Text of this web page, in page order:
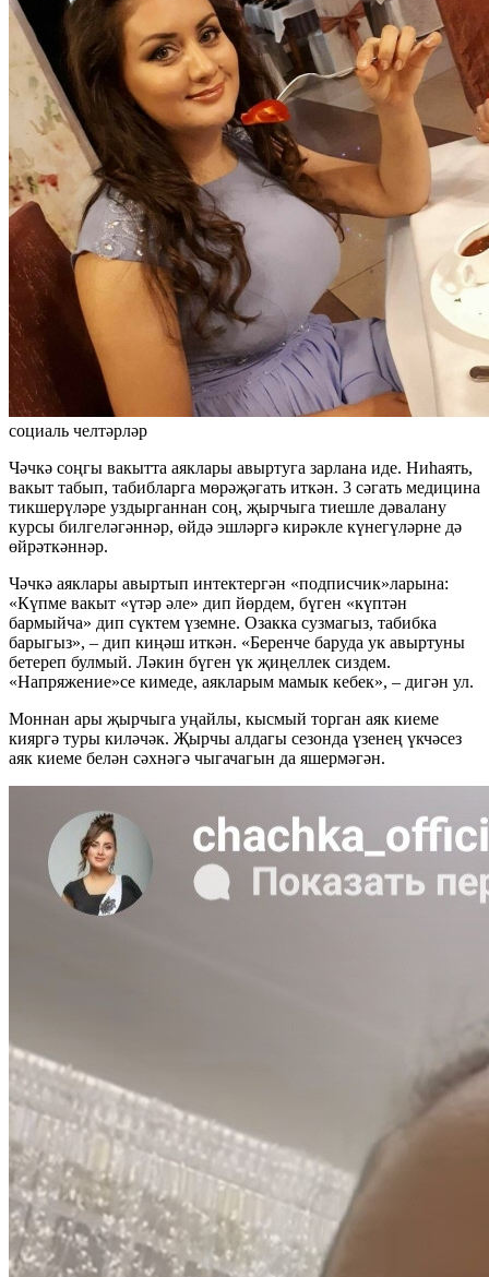
социаль челтәрләр
Чәчкә соңгы вакытта аяклары авыртуга зарлана иде. Ниһаять,
вакыт табып, табибларга мөрәҗәгать иткән. 3 сәгать медицина
тикшерүләре уздырганнан соң, җырчыга тиешле дәвалану
курсы билгеләгәннәр, өйдә эшләргә кирәкле күнегүләрне дә
өйрәткәннәр.
Чәчкә аяклары авыртып интектергән «подписчик»ларына:
«Күпме вакыт «үтәр әле» дип йөрдем, бүген «күптән
бармыйча» дип сүктем үземне. Озакка сузмагыз, табибка
барыгыз», – дип киңәш иткән. «Беренче баруда ук авыртуны
бетереп булмый. Ләкин бүген үк җиңеллек сиздем.
«Напряжение»се кимеде, аякларым мамык кебек», – дигән ул.
Моннан ары җырчыга уңайлы, кысмый торган аяк киеме
кияргә туры киләчәк. Җырчы алдагы сезонда үзенең үкчәсез
аяк киеме белән сәхнәгә чыгачагын да яшермәгән.